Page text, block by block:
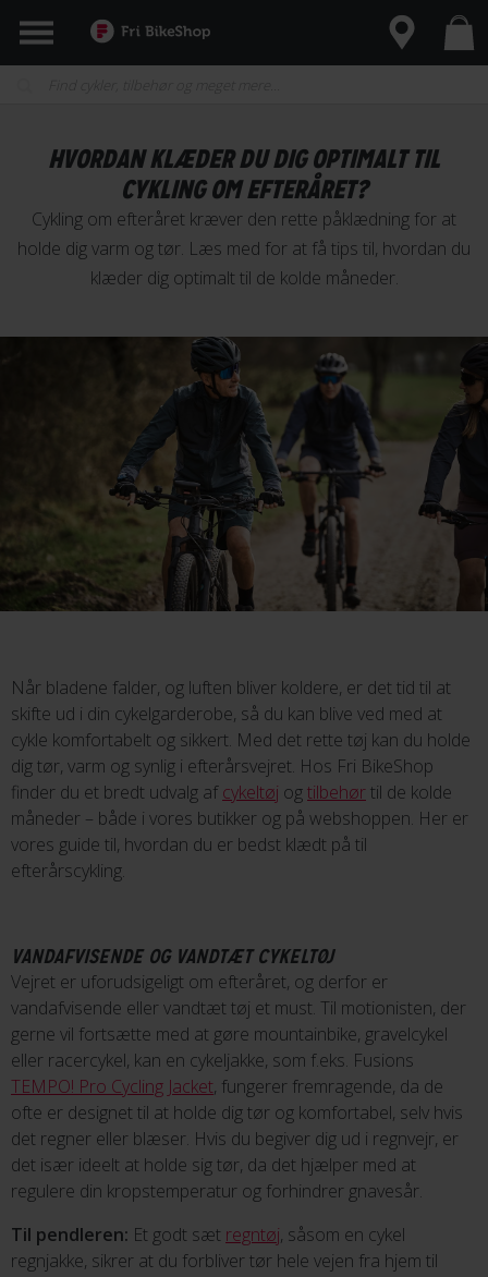
HVORDAN KLÆDER DU DIG OPTIMALT TIL
CYKLING OM EFTERÅRET?
Cykling om efteråret kræver den rette påklædning for at
holde dig varm og tør. Læs med for at få tips til, hvordan du
klæder dig optimalt til de kolde måneder.
Når bladene falder, og luften bliver koldere, er det tid til at
skifte ud i din cykelgarderobe, så du kan blive ved med at
cykle komfortabelt og sikkert. Med det rette tøj kan du holde
dig tør, varm og synlig i efterårsvejret. Hos Fri BikeShop
finder du et bredt udvalg afcykeltøj ogtilbehørtil de kolde
måneder – både i vores butikker og på webshoppen. Her er
vores guide til, hvordan du er bedst klædt på til
efterårscykling.
VANDAFVISENDE OG VANDTÆT CYKELTØJ
Vejret er uforudsigeligt om efteråret, og derfor er
vandafvisende eller vandtæt tøj et must. Til motionisten, der
gerne vil fortsætte med at gøre mountainbike, gravelcykel
eller racercykel, kan en cykeljakke, som f.eks. Fusions
TEMPO! Pro Cycling Jacket, fungerer fremragende, da de
ofte er designet til at holde dig tør og komfortabel, selv hvis
det regner eller blæser. Hvis du begiver dig ud i regnvejr, er
det især ideelt at holde sig tør, da det hjælper med at
regulere din kropstemperatur og forhindrer gnavesår.
Til pendleren: Et godt sæt regntøj, såsom en cykel
regnjakke, sikrer at du forbliver tør hele vejen fra hjem til